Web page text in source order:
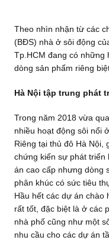
Theo nhìn nhận từ các
(BĐS) nhà ở sôi động
Tp.HCM đang có những
dòng sản phẩm riêng
Hà Nội tập trung phát
Trong năm 2018 vừa
nhiều hoạt động sôi nổi
Riêng tại thủ đô Hà Nội,
chứng kiến sự phát triển
án cao cấp nhưng dòng
phân khúc có sức tiêu
Hầu hết các dự án chào
rất tốt, đặc biệt là ở các
nhà phố cũng như một
nhu cầu cho các dự án